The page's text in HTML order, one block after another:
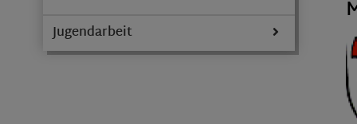
Jugendarbeit